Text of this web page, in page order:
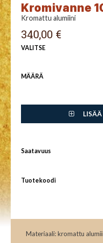
Kromivanne
Kromattu alumiini
340,00 €
VALITSE
MÄÄRÄ
Saatavuus
Tuotekoodi
Materiaali: kromattu